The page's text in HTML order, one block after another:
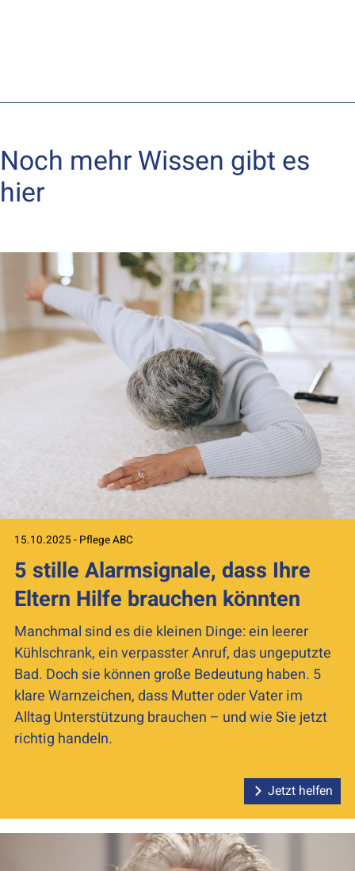
Noch mehr Wissen gibt es
hier
15.10.2025 - Pflege ABC
5 stille Alarmsignale, dass Ihre
Eltern Hilfe brauchen könnten
Manchmal sind es die kleinen Dinge: ein leerer
Kühlschrank, ein verpasster Anruf, das ungeputzte
Bad. Doch sie können große Bedeutung haben. 5
klare Warnzeichen, dass Mutter oder Vater im
Alltag Unterstützung brauchen – und wie Sie jetzt
richtig handeln.
Jetzt helfen